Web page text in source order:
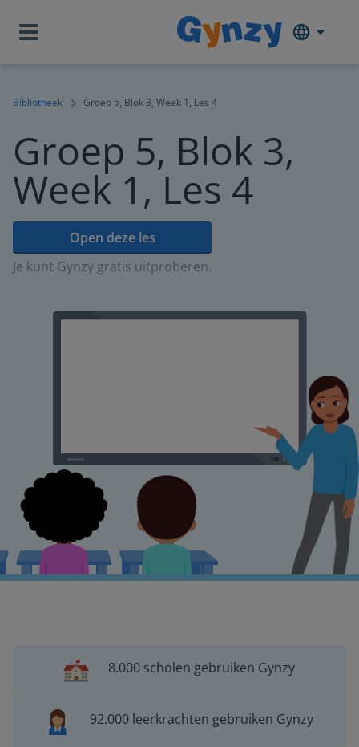
Bibliotheek Groep 5, Blok 3, Week 1, Les 4
Groep 5, Blok 3,
Week 1, Les 4
Open deze les
Je kunt Gynzy gratis uitproberen.
8.000 scholen gebruiken Gynzy
92.000 leerkrachten gebruiken Gynzy